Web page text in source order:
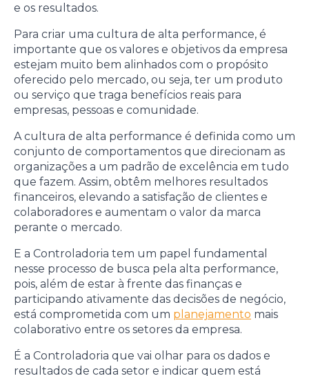
e os resultados.
Para criar uma cultura de alta performance, é
importante que os valores e objetivos da empresa
estejam muito bem alinhados com o propósito
oferecido pelo mercado, ou seja, ter um produto
ou serviço que traga benefícios reais para
empresas, pessoas e comunidade.
A cultura de alta performance é definida como um
conjunto de comportamentos que direcionam as
organizações a um padrão de excelência em tudo
que fazem. Assim, obtêm melhores resultados
financeiros, elevando a satisfação de clientes e
colaboradores e aumentam o valor da marca
perante o mercado.
E a Controladoria tem um papel fundamental
nesse processo de busca pela alta performance,
pois, além de estar à frente das finanças e
participando ativamente das decisões de negócio,
está comprometida com um planejamento mais
colaborativo entre os setores da empresa.
É a Controladoria que vai olhar para os dados e
resultados de cada setor e indicar quem está